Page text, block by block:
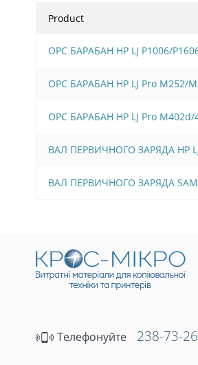
Product
OPC БАРАБАН HP LJ P1006/
OPC БАРАБАН HP LJ Pro M252/
OPC БАРАБАН HP LJ Pro M402d/
ВАЛ ПЕРВИЧНОГО ЗАРЯДА HP
ВАЛ ПЕРВИЧНОГО ЗАРЯДА
Телефонуйте 238-73-